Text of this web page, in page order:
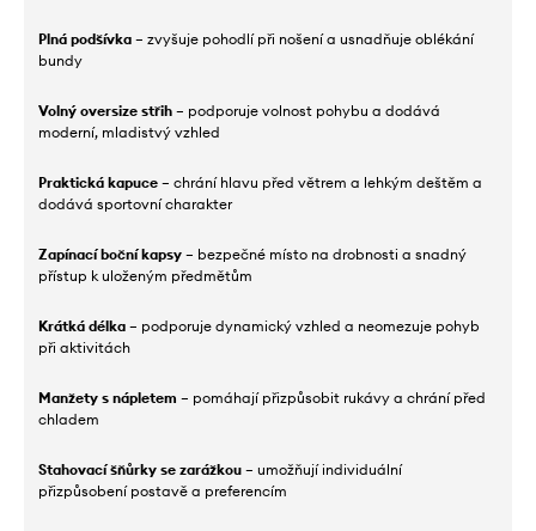
Plná podšívka – zvyšuje pohodlí při nošení a usnadňuje oblékání
bundy
Volný oversize střih – podporuje volnost pohybu a dodává
moderní, mladistvý vzhled
Praktická kapuce – chrání hlavu před větrem a lehkým deštěm a
dodává sportovní charakter
Zapínací boční kapsy – bezpečné místo na drobnosti a snadný
přístup k uloženým předmětům
Krátká délka – podporuje dynamický vzhled a neomezuje pohyb
při aktivitách
Manžety s nápletem – pomáhají přizpůsobit rukávy a chrání před
chladem
Stahovací šňůrky se zarážkou – umožňují individuální
přizpůsobení postavě a preferencím